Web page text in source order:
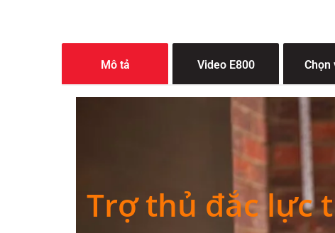
Mô tả Video E800 Chọn
Trợ thủ đắc lực